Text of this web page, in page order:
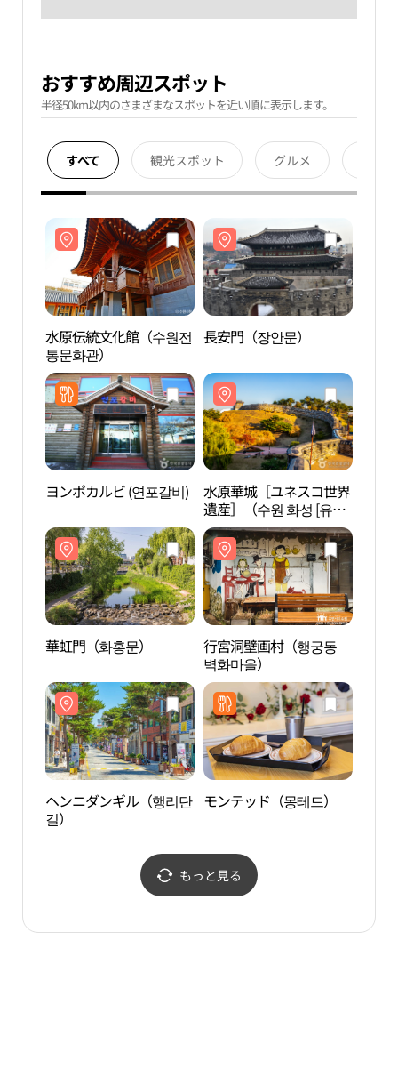
おすすめ周辺スポット
半径50km以内のさまざまなスポットを近い順に表示します。
すべて 観光スポット グルメ
水原伝統文化館（수원전
통문화관）
長安門（장안문）
ヨンポカルビ (연포갈비)
水原華城［ユネスコ世界
遺産］（수원 화성 [유네
스코 세계유산]）
華虹門（화홍문）
行宮洞壁画村（행궁동
벽화마을）
ヘンニダンギル（행리단
길）
モンテッド（몽테드）
もっと見る